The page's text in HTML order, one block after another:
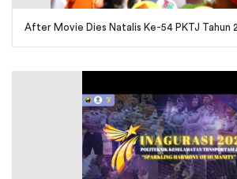
After Movie Dies Natalis Ke-54 PKTJ Tahun